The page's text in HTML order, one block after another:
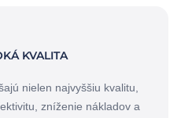
KVALITA
nielen najvyššiu kvalitu,
zníženie nákladov a